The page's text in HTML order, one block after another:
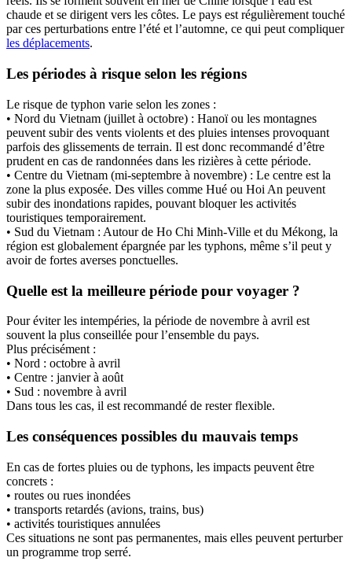
chaude et se dirigent vers les côtes. Le pays est régulièrement touché
par ces perturbations entre l’été et l’automne, ce qui peut compliquer
les déplacements.
Les périodes à risque selon les régions
Le risque de typhon varie selon les zones :
• Nord du Vietnam (juillet à octobre) : Hanoï ou les montagnes
peuvent subir des vents violents et des pluies intenses provoquant
parfois des glissements de terrain. Il est donc recommandé d’être
prudent en cas de randonnées dans les rizières à cette période.
• Centre du Vietnam (mi-septembre à novembre) : Le centre est la
zone la plus exposée. Des villes comme Hué ou Hoi An peuvent
subir des inondations rapides, pouvant bloquer les activités
touristiques temporairement.
• Sud du Vietnam : Autour de Ho Chi Minh-Ville et du Mékong, la
région est globalement épargnée par les typhons, même s’il peut y
avoir de fortes averses ponctuelles.
Quelle est la meilleure période pour voyager ?
Pour éviter les intempéries, la période de novembre à avril est
souvent la plus conseillée pour l’ensemble du pays.
Plus précisément :
• Nord : octobre à avril
• Centre : janvier à août
• Sud : novembre à avril
Dans tous les cas, il est recommandé de rester flexible.
Les conséquences possibles du mauvais temps
En cas de fortes pluies ou de typhons, les impacts peuvent être
concrets :
• routes ou rues inondées
• transports retardés (avions, trains, bus)
• activités touristiques annulées
Ces situations ne sont pas permanentes, mais elles peuvent perturber
un programme trop serré.